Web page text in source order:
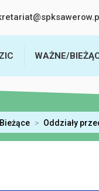
WAŻNE/
> Oddziały